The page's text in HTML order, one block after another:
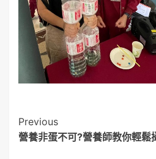
Post
Navigation
Previous
營養非蛋不可?營養師教你輕鬆